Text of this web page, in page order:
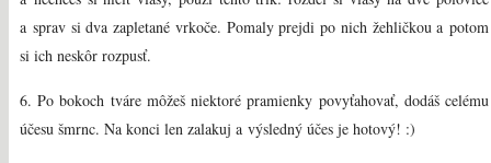
a sprav si dva zapletané vrkoče. Pomaly prejdi po nich žehličkou a potom
si ich neskôr rozpusť.
6. Po bokoch tváre môžeš niektoré pramienky povyťahovať, dodáš celému
účesu šmrnc. Na konci len zalakuj a výsledný účes je hotový! :)